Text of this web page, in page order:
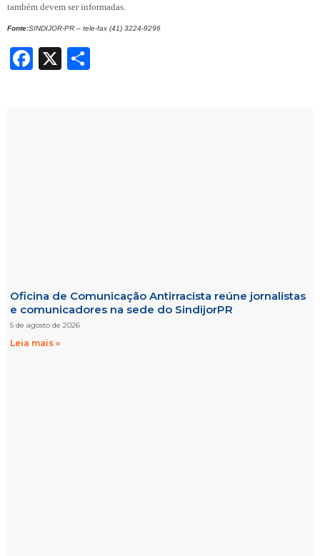
também devem ser informadas.
Fonte:SINDIJOR-PR – tele-fax (41) 3224-9296
Facebook
X
Oficina de Comunicação Antirracista reúne jornalistas
e comunicadores na sede do SindijorPR
5 de agosto de 2026
Leia mais »